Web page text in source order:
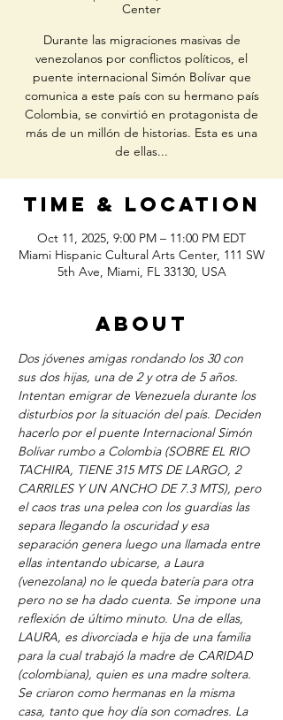
Center
Durante las migraciones masivas de
venezolanos por conflictos políticos, el
puente internacional Simón Bolívar que
comunica a este país con su hermano país
Colombia, se convirtió en protagonista de
más de un millón de historias. Esta es una
de ellas...
Time & Location
Oct 11, 2025, 9:00 PM – 11:00 PM EDT
Miami Hispanic Cultural Arts Center, 111 SW
5th Ave, Miami, FL 33130, USA
About
Dos jóvenes amigas rondando los 30 con
sus dos hijas, una de 2 y otra de 5 años.
Intentan emigrar de Venezuela durante los
disturbios por la situación del país. Deciden
hacerlo por el puente Internacional Simón
Bolívar rumbo a Colombia (SOBRE EL RIO
TACHIRA, TIENE 315 MTS DE LARGO, 2
CARRILES Y UN ANCHO DE 7.3 MTS), pero
el caos tras una pelea con los guardias las
separa llegando la oscuridad y esa
separación genera luego una llamada entre
ellas intentando ubicarse, a Laura
(venezolana) no le queda batería para otra
pero no se ha dado cuenta. Se impone una
reflexión de último minuto. Una de ellas,
LAURA, es divorciada e hija de una familia
para la cual trabajó la madre de CARIDAD
(colombiana), quien es una madre soltera.
Se criaron como hermanas en la misma
casa, tanto que hoy día son comadres. La